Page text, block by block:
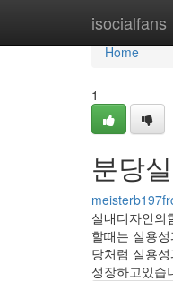
isocialfans
Home
Home
1
분당
실내디자인의
할때는 실용
당처럼 실용
성장하고있습